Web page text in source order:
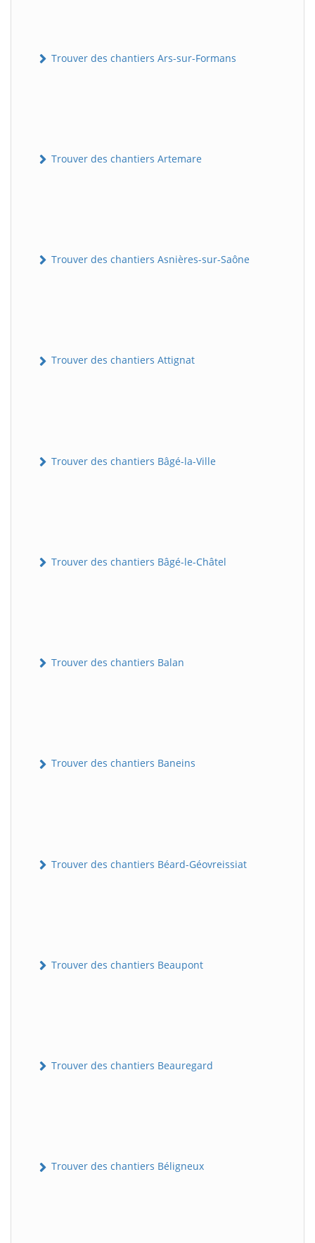
Trouver des chantiers Ars-sur-Formans
Trouver des chantiers Artemare
Trouver des chantiers Asnières-sur-Saône
Trouver des chantiers Attignat
Trouver des chantiers Bâgé-la-Ville
Trouver des chantiers Bâgé-le-Châtel
Trouver des chantiers Balan
Trouver des chantiers Baneins
Trouver des chantiers Béard-Géovreissiat
Trouver des chantiers Beaupont
Trouver des chantiers Beauregard
Trouver des chantiers Béligneux